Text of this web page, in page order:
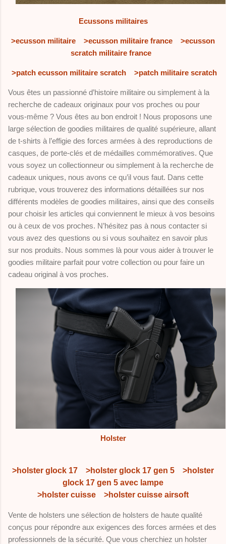
Ecussons militaires
>ecusson militaire >ecusson militaire france
>ecusson
scratch militaire france
>patch ecusson militaire scratch >patch militaire scratch
Vous êtes un passionné d’histoire militaire ou simplement à la
recherche de cadeaux originaux pour vos proches ou pour
vous-même ? Vous êtes au bon endroit ! Nous proposons une
large sélection de goodies militaires de qualité supérieure, allant
de t-shirts à l’effigie des forces armées à des reproductions de
casques, de porte-clés et de médailles commémoratives. Que
vous soyez un collectionneur ou simplement à la recherche de
cadeaux uniques, nous avons ce qu’il vous faut. Dans cette
rubrique, vous trouverez des informations détaillées sur nos
différents modèles de goodies militaires, ainsi que des conseils
pour choisir les articles qui conviennent le mieux à vos besoins
ou à ceux de vos proches. N’hésitez pas à nous contacter si
vous avez des questions ou si vous souhaitez en savoir plus
sur nos produits. Nous sommes là pour vous aider à trouver le
goodies militaire parfait pour votre collection ou pour faire un
cadeau original à vos proches.
Holster
>holster glock 17 >holster glock 17 gen 5
>holster
glock 17 gen 5 avec lampe
>holster cuisse
>holster cuisse airsoft
Vente de holsters une sélection de holsters de haute qualité
conçus pour répondre aux exigences des forces armées et des
professionnels de la sécurité. Que vous cherchiez un holster